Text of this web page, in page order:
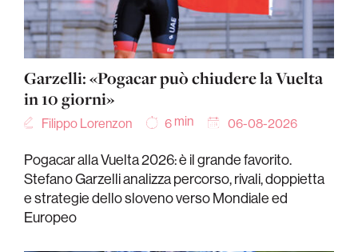
Garzelli: «Pogacar può chiudere la Vuelta
in 10 giorni»
Filippo Lorenzon 6 min 06-08-2026
Pogacar alla Vuelta 2026: è il grande favorito.
Stefano Garzelli analizza percorso, rivali, doppietta
e strategie dello sloveno verso Mondiale ed
Europeo